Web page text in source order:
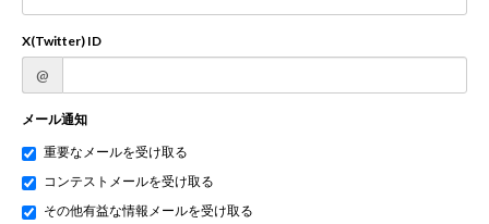
X(Twitter) ID
@
メール通知
重要なメールを受け取る
コンテストメールを受け取る
その他有益な情報メールを受け取る